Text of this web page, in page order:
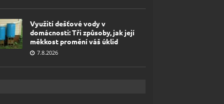
Využití dešťové vody v
domácnosti: Tři způsoby, jak její
měkkost promění váš úklid
7.8.2026